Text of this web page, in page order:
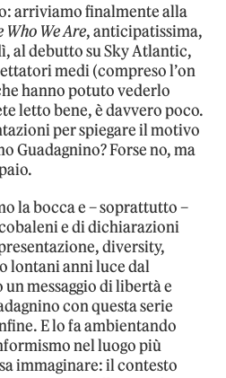
arriviamo finalmente alla
Who We Are, anticipatissima,
al debutto su Sky Atlantic,
medi (compreso l’on
hanno potuto vederlo
letto bene, è davvero poco.
per spiegare il motivo
Guadagnino? Forse no, ma
la bocca e – soprattutto –
e di dichiarazioni
diversity,
lontani anni luce dal
messaggio di libertà e
con questa serie
E lo fa ambientando
nel luogo più
immaginare: il contesto